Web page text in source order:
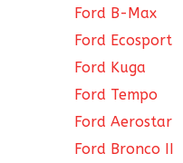
Ford B-Max
Ford Ecosport
Ford Kuga
Ford Tempo
Ford Aerostar
Ford Bronco II